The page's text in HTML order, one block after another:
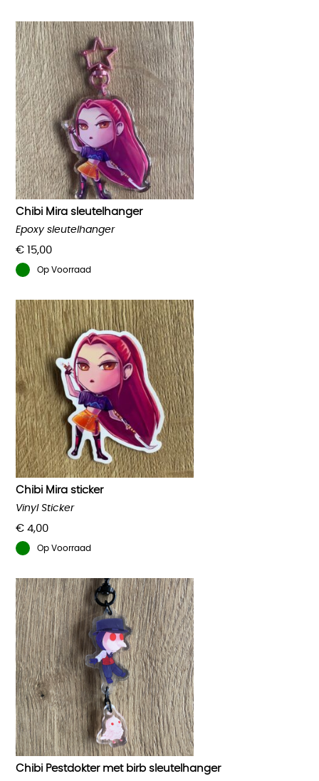
Chibi Mira sleutelhanger
€ 15,00
Epoxy sleutelhanger
Op Voorraad
Chibi Mira sticker
€ 4,00
Vinyl Sticker
Op Voorraad
Chibi Pestdokter met birb sleutelhanger